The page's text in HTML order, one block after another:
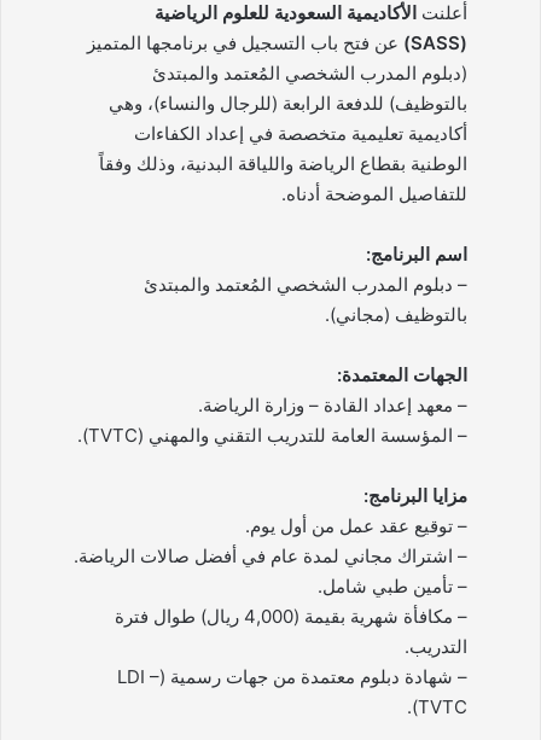
أعلنت الأكاديمية السعودية للعلوم الرياضية
(SASS)
عن فتح باب التسجيل في برنامجها المتميز
(دبلوم المدرب الشخصي المُعتمد والمبتدئ
بالتوظيف) للدفعة الرابعة (للرجال والنساء)، وهي
أكاديمية تعليمية متخصصة في إعداد الكفاءات
الوطنية بقطاع الرياضة واللياقة البدنية، وذلك وفقاً
للتفاصيل الموضحة أدناه.
اسم البرنامج:
– دبلوم المدرب الشخصي المُعتمد والمبتدئ
بالتوظيف (مجاني).
الجهات المعتمدة:
– معهد إعداد القادة – وزارة الرياضة.
– المؤسسة العامة للتدريب التقني والمهني (TVTC).
مزايا البرنامج:
– توقيع عقد عمل من أول يوم.
– اشتراك مجاني لمدة عام في أفضل صالات الرياضة.
– تأمين طبي شامل.
– مكافأة شهرية بقيمة (4,000 ريال) طوال فترة
التدريب.
– شهادة دبلوم معتمدة من جهات رسمية (LDI –
TVTC).